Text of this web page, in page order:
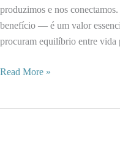
produzimos e nos
benefício — é um valor
procuram equilíbrio entre vida
A
Read More »